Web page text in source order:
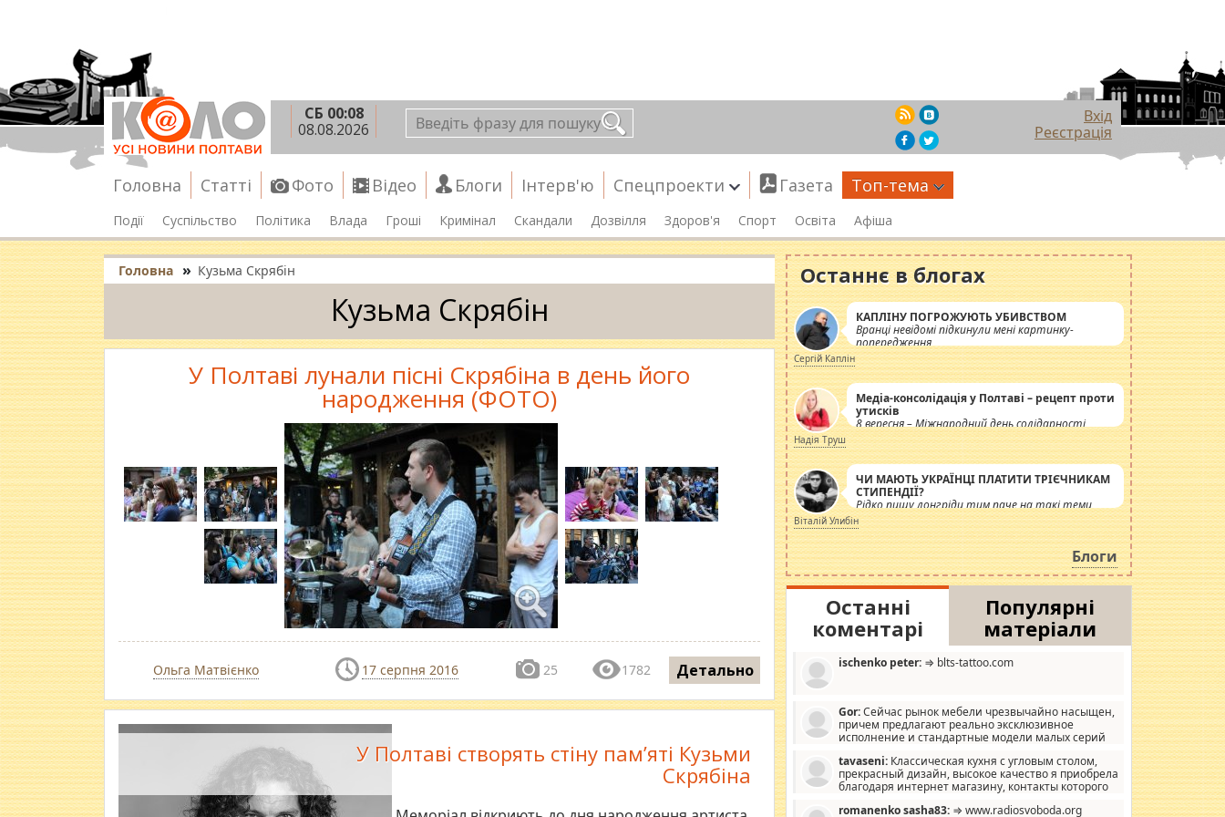
СБ 00:08
08.08.2026
Вхід
Реєстрація
Головна Статті Фото Відео Блоги Інтерв'ю Спецпроекти Газета Топ-тема
Події Суспільство Політика Влада Гроші Кримінал Скандали Дозвілля Здоров'я Спорт Освіта Афіша
Головна » Кузьма Скрябін
Кузьма Скрябін
У Полтаві лунали пісні Скрябіна в день його
народження (ФОТО)
Ольга Матвієнко 17 серпня 2016 25 1782 Детально
У Полтаві створять стіну пам’яті Кузьми
Скрябіна
Останнє в блогах
КАПЛІНУ ПОГРОЖУЮТЬ УБИВСТВОМ
Вранці невідомі підкинули мені картинку-
попередження
Сергій Каплін
Медіа-консолідація у Полтаві – рецепт проти
утисків
8 вересня – Міжнародний день солідарності
журналістів.
Надія Труш
ЧИ МАЮТЬ УКРАЇНЦІ ПЛАТИТИ ТРІЄЧНИКАМ
СТИПЕНДІЇ?
Рідко пишу лонгріди тим паче на такі теми,
але вже просто дістало! Обурюють сьогоднішні
інсенуації навколо стипендіального питання.
Штучно роздувається ще одна соціальна
катастрофа.
Віталій Улибін
Блоги
Останні
коментарі
Популярні
матеріали
ischenko peter: ⇒ blts-tattoo.com
Gor:Сейчас рынок мебели чрезвычайно насыщен,
причем предлагают реально эксклюзивное
исполнение и стандартные модели малых серий
дизайну, мало походит на стандартные формы, в MebelOk,
креативненько и что главное - со вкусом все в порядке,
без ненужных наворотов удорожающих мебель, а это не
tavaseni: Классическая кухня с угловым столом,
прекрасный дизайн, высокое качество я приобрела
благодаря интернет магазину, контакты которого
romanenko sasha83: ⇒ www.radiosvoboda.org